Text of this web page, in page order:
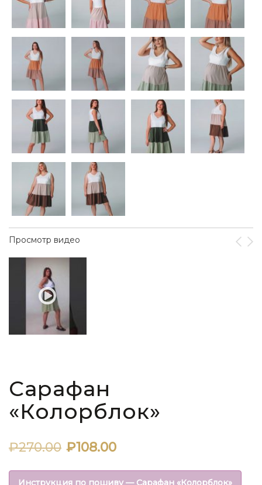
Просмотр видео
Сарафан
«Колорблок»
₽270.00 Первоначальная
цена
₽108.00Текущая
цена:
Инструкция по пошиву — Сарафан «Колорблок»